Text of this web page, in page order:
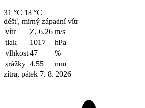
31 °C 18 °C
déšť, mírný západní vítr
vítr
Z, 6.26 m/s
tlak
1017
hPa
vlhkost 47
%
srážky 4.55
mm
zítra, pátek 7. 8. 2026